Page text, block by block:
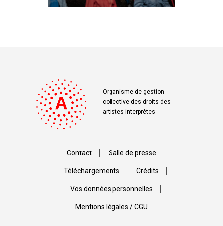
Organisme de gestion
collective des droits des
artistes-interprètes
Contact Salle de presse
Téléchargements Crédits
Vos données personnelles
Mentions légales / CGU